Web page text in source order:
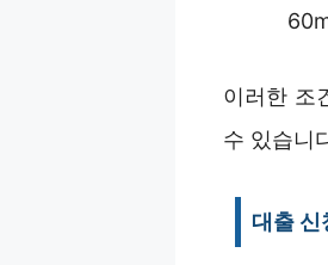
이러한 조
수 있습니
대출 신